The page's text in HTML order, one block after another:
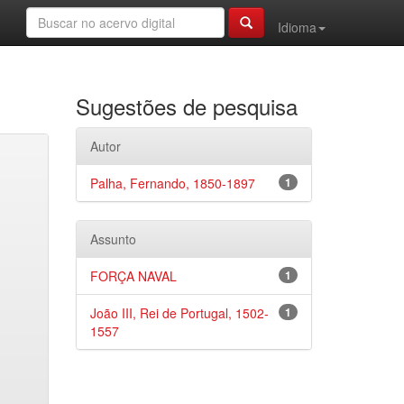
Idioma
Sugestões de pesquisa
Autor
1
Palha, Fernando, 1850-1897
Assunto
1
FORÇA NAVAL
1
João III, Rei de Portugal, 1502-
1557